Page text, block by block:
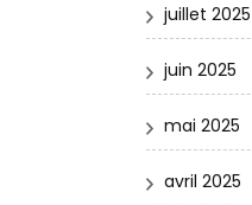
juillet 2025
juin 2025
mai 2025
avril 2025